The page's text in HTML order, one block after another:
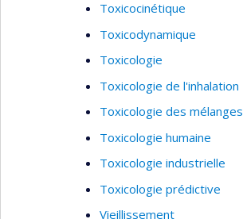
Toxicocinétique
Toxicodynamique
Toxicologie
Toxicologie de l'inhalation
Toxicologie des mélanges
Toxicologie humaine
Toxicologie industrielle
Toxicologie prédictive
Vieillissement